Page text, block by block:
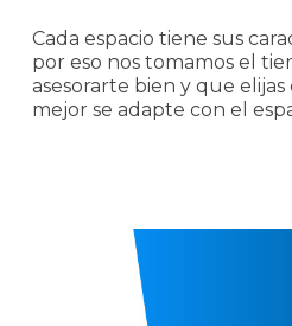
Cada espacio tiene sus
por eso nos tomamos el
asesorarte bien y que
mejor se adapte con el